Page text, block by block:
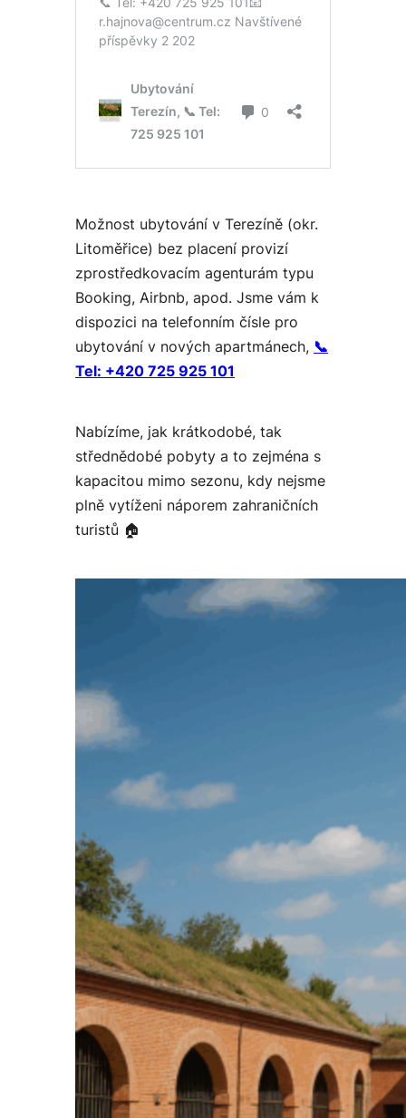
Možnost ubytování v Terezíně (okr.
Litoměřice) bez placení provizí
zprostředkovacím agenturám typu
Booking, Airbnb, apod. Jsme vám k
dispozici na telefonním čísle pro
ubytování v nových apartmánech, 📞
Tel: +420 725 925 101
Nabízíme, jak krátkodobé, tak
střednědobé pobyty a to zejména s
kapacitou mimo sezonu, kdy nejsme
plně vytíženi náporem zahraničních
turistů 🏠